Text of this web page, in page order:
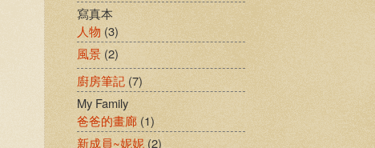
寫真本
人物 (3)
風景 (2)
廚房筆記 (7)
My Family
爸爸的畫廊 (1)
新成員~妮妮 (2)